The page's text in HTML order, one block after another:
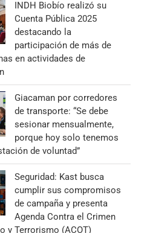
INDH Biobío realizó su
Cuenta Pública 2025
destacando la
participación de más de
en actividades de
Giacaman por corredores
de transporte: “Se debe
sesionar mensualmente,
porque hoy solo tenemos
de voluntad”
Seguridad: Kast busca
cumplir sus compromisos
de campaña y presenta
Agenda Contra el Crimen
y Terrorismo (ACOT)